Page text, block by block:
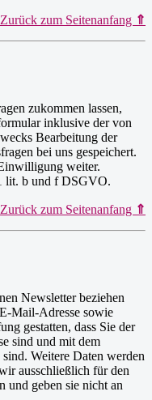
Zurück zum Seitenanfang ⇑
zukommen lassen,
inklusive der von
Bearbeitung der
bei uns gespeichert.
weiter.
lit. b und f DSGVO.
Zurück zum Seitenanfang ⇑
Newsletter beziehen
Mail-Adresse sowie
gestatten, dass Sie der
sind und mit dem
Weitere Daten werden
ausschließlich für den
und geben sie nicht an